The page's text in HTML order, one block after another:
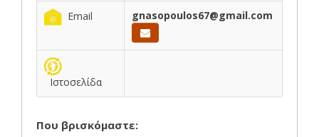
Email gnasopoulos67@gmail.com
Ιστοσελίδα
Που βρισκόμαστε: